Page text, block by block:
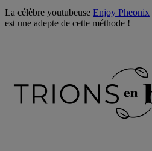
La célèbre youtubeuse Enjoy Pheonix
est une adepte de cette méthode !